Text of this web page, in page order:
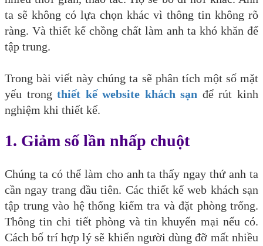
ta sẽ không có lựa chọn khác vì thông tin không rõ
ràng. Và thiết kế chồng chất làm anh ta khó khăn để
tập trung.
Trong bài viết này chúng ta sẽ phân tích một số mặt
yếu trongthiết kế website khách sạn để rút kinh
nghiệm khi thiết kế.
1. Giảm số lần nhấp chuột
Chúng ta có thể làm cho anh ta thấy ngay thứ anh ta
cần ngay trang đầu tiên. Các thiết kế web khách sạn
tập trung vào hệ thống kiểm tra và đặt phòng trống.
Thông tin chi tiết phòng và tin khuyến mại nếu có.
Cách bố trí hợp lý sẽ khiến người dùng đỡ mất nhiều